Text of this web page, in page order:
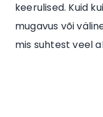
keerulised. Kuid
mugavus või
mis suhtest veel